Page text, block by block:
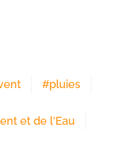
#pluies
et de l'Eau